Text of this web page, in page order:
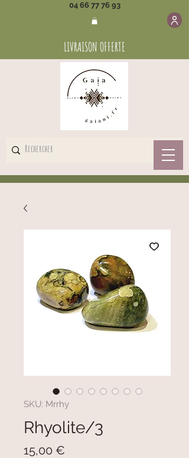
04 66 77 76 93
LIVRAISON OFFERTE
SKU: Mrrhy
Rhyolite/3
15,00 €